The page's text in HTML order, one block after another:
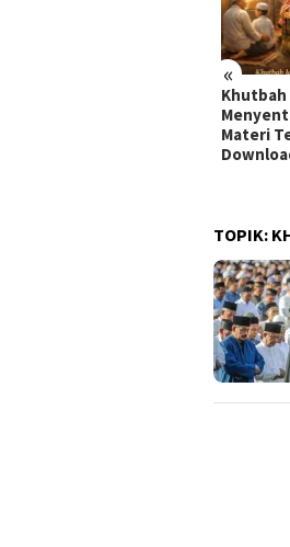
«
Khutbah
Materi
Download
TOPIK: